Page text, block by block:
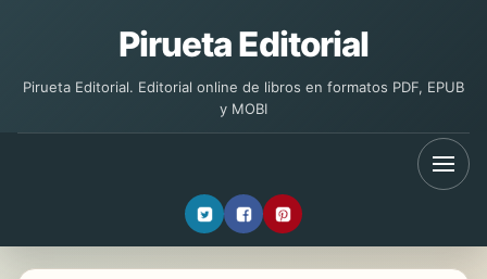
Pirueta Editorial
Pirueta Editorial. Editorial online de libros en formatos PDF, EPUB
y MOBI